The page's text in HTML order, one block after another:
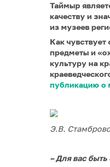
Таймыр
качеству и
из музеев
Как
предметы и
культуру на
публикацию о
Э.В.
– Для вас